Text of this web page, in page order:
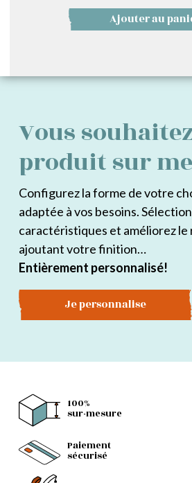
Ajouter au
Vous
produit sur
Configurez la forme de votre
adaptée à vos besoins.
caractéristiques et améliorez le
ajoutant votre finition…
Entièrement personnalisé!
Je personnalise
100%
sur-mesure
Paiement
sécurisé